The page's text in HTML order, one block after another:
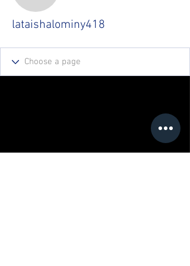
lataishalominy418